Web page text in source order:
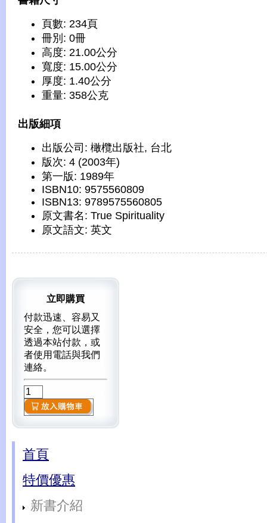
頁數: 234頁
冊別: 0冊
高度: 21.00公分
寬度: 15.00公分
厚度: 1.40公分
重量: 358公克
出版細項
出版公司: 橄欖出版社, 台北
版次: 4 (2003年)
第一版: 1989年
ISBN10: 9575560809
ISBN13: 9789575560805
原文書名: True Spirituality
原文語文: 英文
立即購買
付款迅速、容易又
安全，您可以選擇
透過本站付款，或
者使用電話與我們
連絡。
首頁
特價優惠
新書介紹